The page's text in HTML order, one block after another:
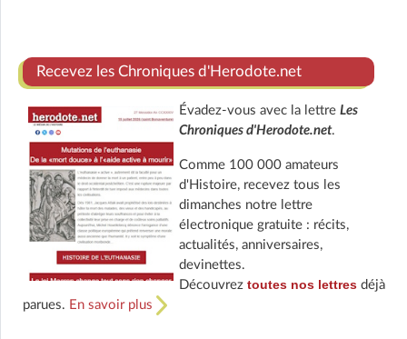
Recevez les Chroniques d'Herodote.net
Évadez-vous avec la lettre Les
Chroniques d'Herodote.net.
Comme 100 000 amateurs
d'Histoire, recevez tous les
dimanches notre lettre
électronique gratuite : récits,
actualités, anniversaires,
devinettes.
Découvrez toutes nos lettresdéjà
parues. En savoir plus